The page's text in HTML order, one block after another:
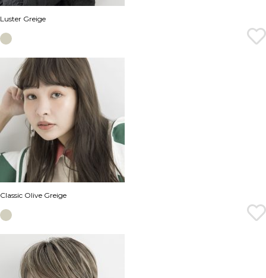
Luster Greige
Classic Olive Greige